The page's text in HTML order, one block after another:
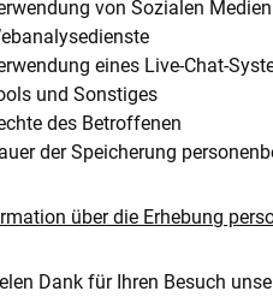
von Sozialen
eines Live-Chat-
und Sonstiges
des Betroffenen
der Speicherung
über die Erhebung
Dank für Ihren Besuch